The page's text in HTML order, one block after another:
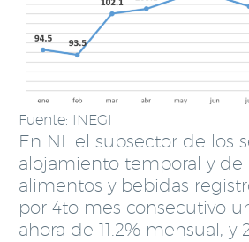
Fuente: INEGI
En NL el subsector de los
alojamiento temporal y de
alimentos y bebidas
por 4to mes consecutivo
ahora de 11.2% mensual, y